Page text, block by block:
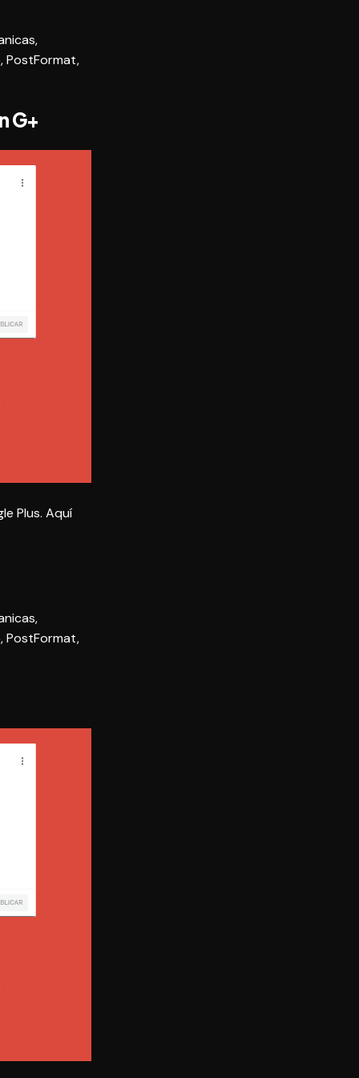
,
,PostFormat,
G+
Plus. Aquí
,
,PostFormat,